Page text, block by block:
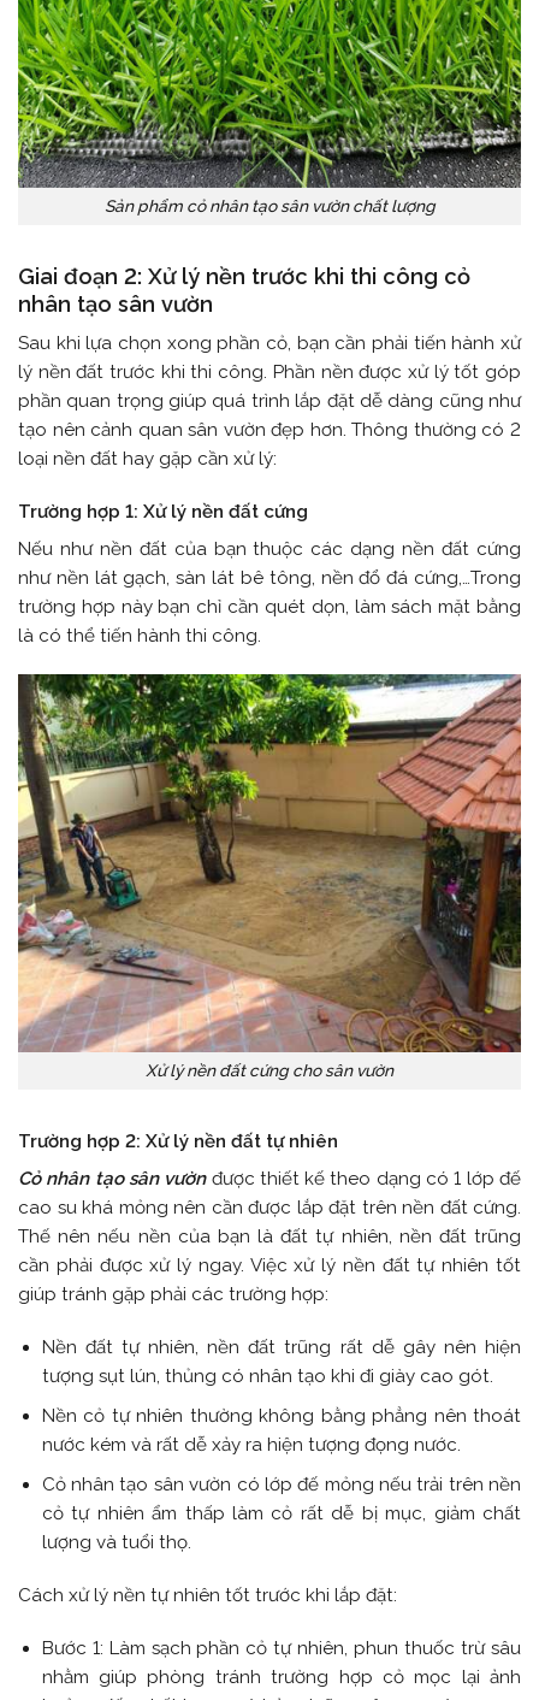
Sản phẩm cỏ nhân tạo sân vườn chất lượng
Giai đoạn 2: Xử lý nền trước khi thi công cỏ
nhân tạo sân vườn
Sau khi lựa chọn xong phần cỏ, bạn cần phải tiến hành xử
lý nền đất trước khi thi công. Phần nền được xử lý tốt góp
phần quan trọng giúp quá trình lắp đặt dễ dàng cũng như
tạo nên cảnh quan sân vườn đẹp hơn. Thông thường có 2
loại nền đất hay gặp cần xử lý:
Trường hợp 1: Xử lý nền đất cứng
Nếu như nền đất của bạn thuộc các dạng nền đất cứng
như nền lát gạch, sàn lát bê tông, nền đổ đá cứng,…Trong
trường hợp này bạn chỉ cần quét dọn, làm sách mặt bằng
là có thể tiến hành thi công.
Xử lý nền đất cứng cho sân vườn
Trường hợp 2: Xử lý nền đất tự nhiên
Cỏ nhân tạo sân vườnđược thiết kế theo dạng có 1 lớp đế
cao su khá mỏng nên cần được lắp đặt trên nền đất cứng.
Thế nên nếu nền của bạn là đất tự nhiên, nền đất trũng
cần phải được xử lý ngay. Việc xử lý nền đất tự nhiên tốt
giúp tránh gặp phải các trường hợp:
Nền đất tự nhiên, nền đất trũng rất dễ gây nên hiện
tượng sụt lún, thủng có nhân tạo khi đi giày cao gót.
Nền cỏ tự nhiên thường không bằng phẳng nên thoát
nước kém và rất dễ xảy ra hiện tượng đọng nước.
Cỏ nhân tạo sân vườn có lớp đế mỏng nếu trải trên nền
cỏ tự nhiên ẩm thấp làm cỏ rất dễ bị mục, giảm chất
lượng và tuổi thọ.
Cách xử lý nền tự nhiên tốt trước khi lắp đặt:
Bước 1: Làm sạch phần cỏ tự nhiên, phun thuốc trừ sâu
nhằm giúp phòng tránh trường hợp cỏ mọc lại ảnh